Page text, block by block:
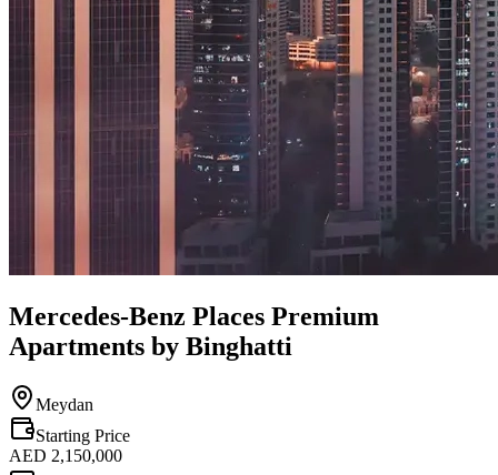
Mercedes-Benz Places Premium
Apartments by Binghatti
Meydan
Starting Price
AED 2,150,000